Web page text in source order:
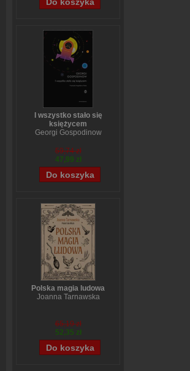
I wszystko stało się
księżycem
Georgi Gospodinow
59,74 zł
47,99 zł
Polska magia ludowa
Joanna Tarnawska
65,19 zł
52,35 zł